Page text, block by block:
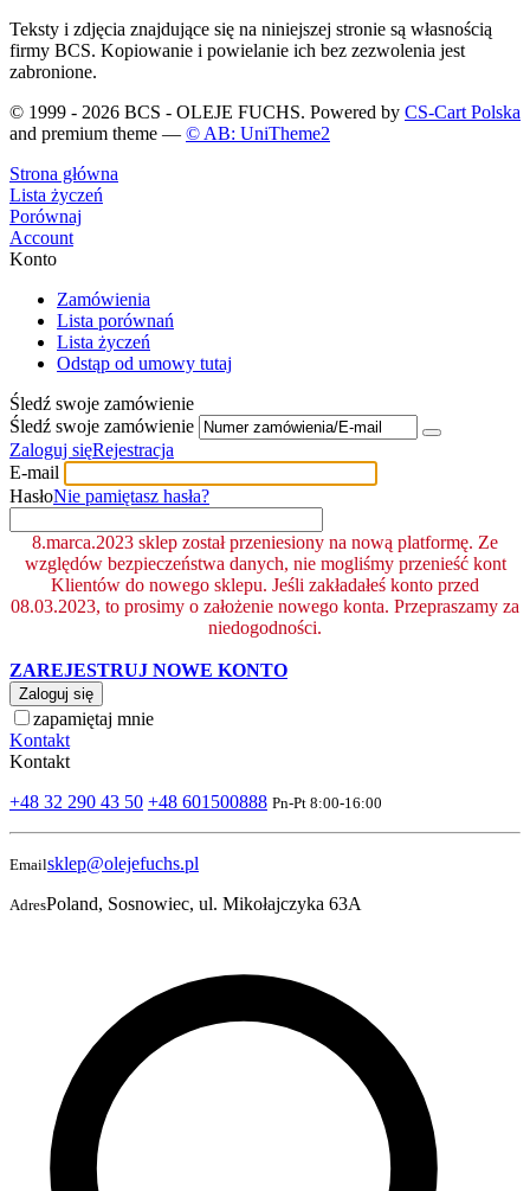
Teksty i zdjęcia znajdujące się na niniejszej stronie są własnością
firmy BCS. Kopiowanie i powielanie ich bez zezwolenia jest
zabronione.
© 1999 - 2026 BCS - OLEJE FUCHS. Powered by CS-Cart Polska
and premium theme — © AB: UniTheme2
Strona główna
Lista życzeń
Porównaj
Account
Konto
Zamówienia
Lista porównań
Lista życzeń
Odstąp od umowy tutaj
Śledź swoje zamówienie
Śledź swoje zamówienie
Zaloguj sięRejestracja
E-mail
HasłoNie pamiętasz hasła?
8.marca.2023 sklep został przeniesiony na nową platformę. Ze
względów bezpieczeństwa danych, nie mogliśmy przenieść kont
Klientów do nowego sklepu. Jeśli zakładałeś konto przed
08.03.2023, to prosimy o założenie nowego konta. Przepraszamy za
niedogodności.
ZAREJESTRUJ NOWE KONTO
Zaloguj się
zapamiętaj mnie
Kontakt
Kontakt
+48 32 290 43 50 +48 601500888 Pn-Pt 8:00-16:00
Emailsklep@olejefuchs.pl
AdresPoland, Sosnowiec, ul. Mikołajczyka 63A